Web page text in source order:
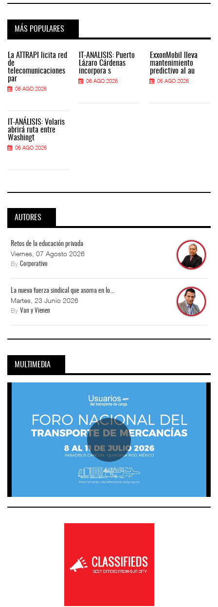
MÁS POPULARES
La ATTRAPI licita red
de
telecomunicaciones
par
06 AGO 2026
IT-ANÁLISIS: Volaris
abrirá ruta entre
Washingt
06 AGO 2026
IT-ANÁLISIS: Puerto
Lázaro Cárdenas
incorpora s
06 AGO 2026
ExxonMobil lleva
mantenimiento
predictivo al au
05 AGO 2026
AUTORES
Retos de la educación privada
Viernes, 07 Agosto 2026
By Corporativo
La nueva fuerza sindical que asoma en lo...
Martes, 23 Junio 2026
By Van y Vienen
MULTIMEDIA